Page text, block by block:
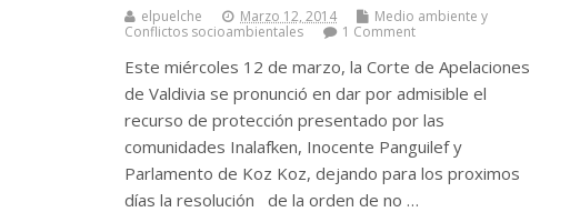
elpuelche Marzo 12, 2014
Medio ambiente y
Conflictos socioambientales
1 Comment
Este miércoles 12 de marzo, la Corte de Apelaciones
de Valdivia se pronunció en dar por admisible el
recurso de protección presentado por las
comunidades Inalafken, Inocente Panguilef y
Parlamento de Koz Koz, dejando para los proximos
días la resolución de la orden de no …